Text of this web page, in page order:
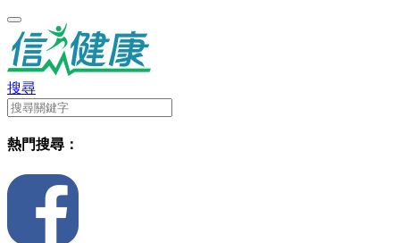
搜尋
熱門搜尋：